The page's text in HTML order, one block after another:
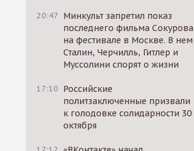
20:47 Минкульт запретил показ
последнего фильма Сокурова
на фестивале в Москве. В нем
Сталин, Черчилль, Гитлер и
Муссолини спорят о жизни
17:10 Российские
политзаключенные призвали
к голодовке солидарности 30
октября